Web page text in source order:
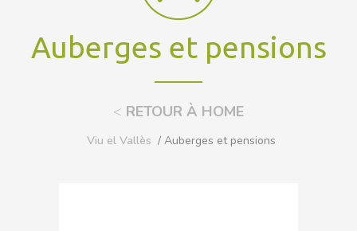
Auberges et pensions
< RETOUR À HOME
Viu el Vallès / Auberges et pensions